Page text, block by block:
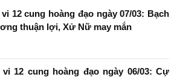
12 cung hoàng đạo ngày 07/03: Bạch
thuận lợi, Xử Nữ may mắn
12 cung hoàng đạo ngày 06/03: Cự